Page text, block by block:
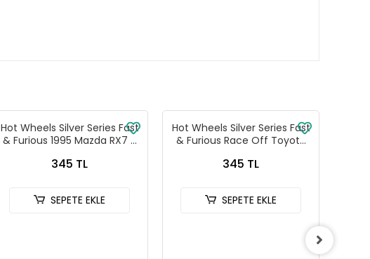
Hot Wheels Silver Series Fast
& Furious 1995 Mazda RX7 -
345 TL
SEPETE EKLE
Hot Wheels Silver Series Fast
& Furious Race Off Toyota
345 TL
SEPETE EKLE